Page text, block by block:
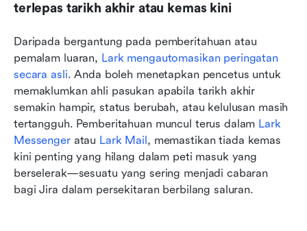
terlepas tarikh akhir atau kemas kini
Daripada bergantung pada pemberitahuan atau
pemalam luaran, Lark mengautomasikan peringatan
secara asli. Anda boleh menetapkan pencetus untuk
memaklumkan ahli pasukan apabila tarikh akhir
semakin hampir, status berubah, atau kelulusan masih
tertangguh. Pemberitahuan muncul terus dalam Lark
Messenger atau Lark Mail , memastikan tiada kemas
kini penting yang hilang dalam peti masuk yang
berselerak—sesuatu yang sering menjadi cabaran
bagi Jira dalam persekitaran berbilang saluran.